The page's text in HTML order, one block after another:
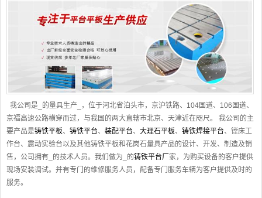
我公司是_的量具生产_，位于河北省泊头市，京沪铁路、104国道、106国道、
京福高速公路横穿而过，与我国的两大直辖市北京、天津近在咫尺。 我公司的主
要产品是铸铁平板、 铸铁平台、 装配平台、 大理石平板、 铸铁焊接平台、镗床工
作台、震动实验台以及其他铸铁平板和花岗石量具产品的设计、开发、制造及销
售，公司拥有_的技术人员。我们做为_的铸铁平台厂家，为购买设备的客户提供
现场安装调试。并有专门的维修服务人员，配备专门服务车辆为客户提供及时的
服务。